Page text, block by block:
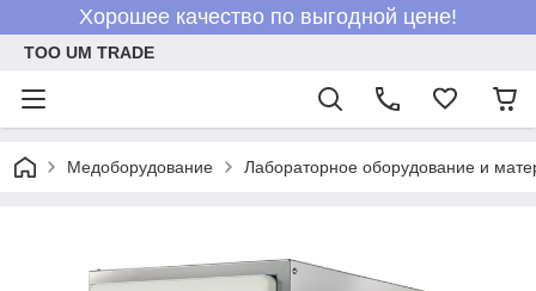
Хорошее качество по выгодной цене!
ТОО UM TRADE
Медоборудование Лабораторное оборудование и